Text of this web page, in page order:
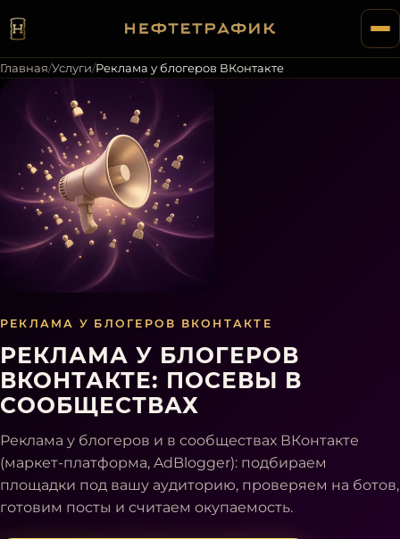
Главная/Услуги/Реклама у блогеров ВКонтакте
РЕКЛАМА У БЛОГЕРОВ ВКОНТАКТЕ
РЕКЛАМА У БЛОГЕРОВ
ВКОНТАКТЕ: ПОСЕВЫ В
СООБЩЕСТВАХ
Реклама у блогеров и в сообществах ВКонтакте
(маркет-платформа, AdBlogger): подбираем
площадки под вашу аудиторию, проверяем на ботов,
готовим посты и считаем окупаемость.